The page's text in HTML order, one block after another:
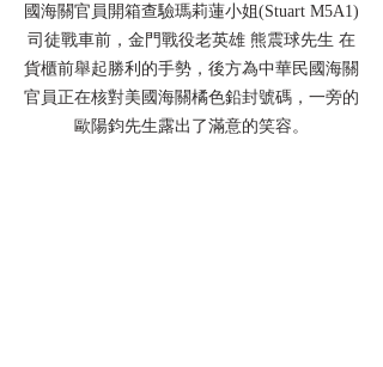
國海關官員開箱查驗瑪莉蓮小姐(Stuart M5A1)
司徒戰車前，金門戰役老英雄 熊震球先生 在
貨櫃前舉起勝利的手勢，後方為中華民國海關
官員正在核對美國海關橘色鉛封號碼，一旁的
歐陽鈞先生露出了滿意的笑容。